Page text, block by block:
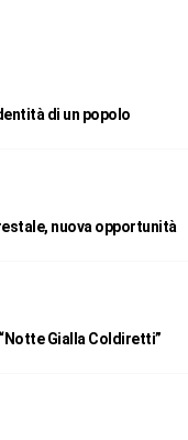
di un popolo
nuova opportunità
Gialla Coldiretti”